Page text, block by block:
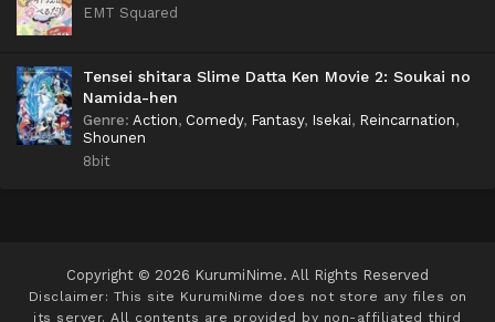
EMT Squared
Tensei shitara Slime Datta Ken Movie 2: Soukai no
Namida-hen
Genre: Action, Comedy, Fantasy, Isekai, Reincarnation,
Shounen
8bit
Copyright © 2026 KurumiNime. All Rights Reserved
Disclaimer: This site KurumiNime does not store any files on
its server. All contents are provided by non-affiliated third